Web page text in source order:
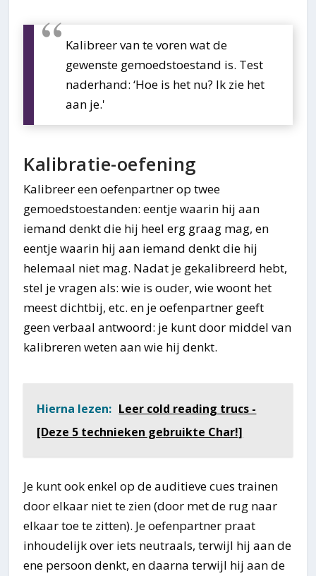
Kalibreer van te voren wat de
gewenste gemoedstoestand is. Test
naderhand: ‘Hoe is het nu? Ik zie het
aan je.'
Kalibratie-oefening
Kalibreer een oefenpartner op twee
gemoedstoestanden: eentje waarin hij aan
iemand denkt die hij heel erg graag mag, en
eentje waarin hij aan iemand denkt die hij
helemaal niet mag. Nadat je gekalibreerd hebt,
stel je vragen als: wie is ouder, wie woont het
meest dichtbij, etc. en je oefenpartner geeft
geen verbaal antwoord: je kunt door middel van
kalibreren weten aan wie hij denkt.
Hierna lezen: Leer cold reading trucs -
[Deze 5 technieken gebruikte Char!]
Je kunt ook enkel op de auditieve cues trainen
door elkaar niet te zien (door met de rug naar
elkaar toe te zitten). Je oefenpartner praat
inhoudelijk over iets neutraals, terwijl hij aan de
ene persoon denkt, en daarna terwijl hij aan de